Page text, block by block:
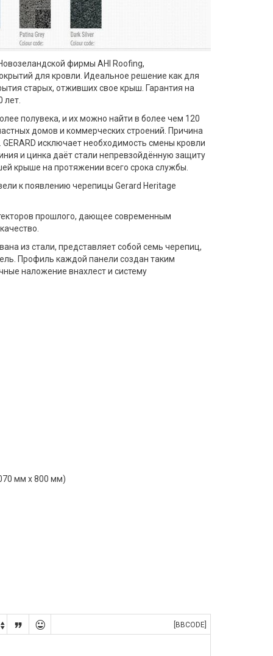
фирмы AHI Roofing,
для кровли. Идеальное решение как для
старых, отживших свое крыш. Гарантия на
лет.
полувека, и их можно найти в более чем 120
домов и коммерческих строений. Причина
исключает необходимость смены кровли
и цинка даёт стали непревзойдённую защиту
крыше на протяжении всего срока службы.
к появлению черепицы Gerard Heritage
прошлого, дающее современным
из стали, представляет собой семь черепиц,
Профиль каждой панели создан таким
наложение внахлест и систему
мм х 800 мм)
  [BBCODE]